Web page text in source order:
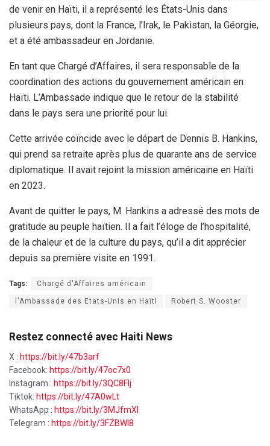
de venir en Haïti, il a représenté les États-Unis dans
plusieurs pays, dont la France, l’Irak, le Pakistan, la Géorgie,
et a été ambassadeur en Jordanie.
En tant que Chargé d’Affaires, il sera responsable de la
coordination des actions du gouvernement américain en
Haïti. L’Ambassade indique que le retour de la stabilité
dans le pays sera une priorité pour lui.
Cette arrivée coïncide avec le départ de Dennis B. Hankins,
qui prend sa retraite après plus de quarante ans de service
diplomatique. Il avait rejoint la mission américaine en Haïti
en 2023.
Avant de quitter le pays, M. Hankins a adressé des mots de
gratitude au peuple haïtien. Il a fait l’éloge de l’hospitalité,
de la chaleur et de la culture du pays, qu’il a dit apprécier
depuis sa première visite en 1991.
Tags: Chargé d'Affaires américain
l'Ambassade des Etats-Unis en Haïti Robert S. Wooster
Restez connecté avec Haiti News
X : https://bit.ly/47b3arf
Facebook: https://bit.ly/47oc7x0
Instagram : https://bit.ly/3QC8FIj
Tiktok: https://bit.ly/47A0wLt
WhatsApp : https://bit.ly/3MJfmXI
Telegram : https://bit.ly/3FZBWI8